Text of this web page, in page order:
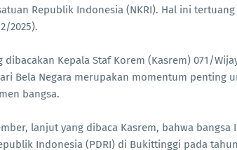
Republik Indonesia (NKRI). Hal ini
2025).
dibacakan Kepala Staf Korem (Kasrem) 071/
Bela Negara merupakan momentum penting
bangsa.
lanjut yang dibaca Kasrem, bahwa
Indonesia (PDRI) di Bukittinggi pada